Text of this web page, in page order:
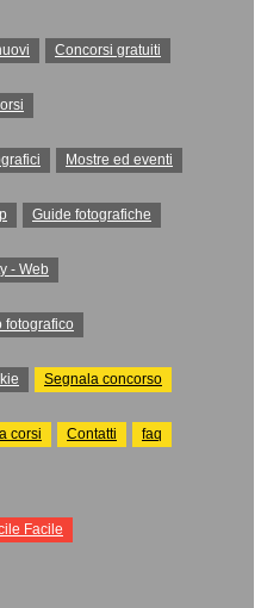
Concorsi gratuiti
Mostre ed eventi
Guide fotografiche
- Web
fotografico
Segnala concorso
corsi Contatti faq
Facile